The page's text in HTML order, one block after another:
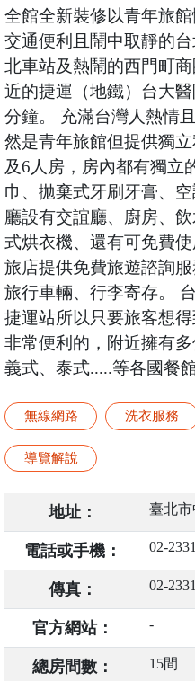
全館全新裝修以青年旅
交通便利且鬧中取靜的
北車站及熱鬧的西門町
近的捷運（地鐵）台大
分鐘。 充滿台灣人熱情
然是青年旅館但提供獨
及6人房，房內都有獨立
巾、拋棄式牙刷牙膏、
廳設有交誼廳、廚房、
式烘衣機、還有可免費
旅店提供免費旅遊諮詢
旅行車輛、行李寄存。
捷運站所以只要旅客想
非常便利的，附近擁有
義式、泰式.....等各國餐
無線網路 洗衣服務
導覽解說
地址： 臺北市
電話或手機： 02-
傳真： 02-
官方網站： -
總房間數： 15間